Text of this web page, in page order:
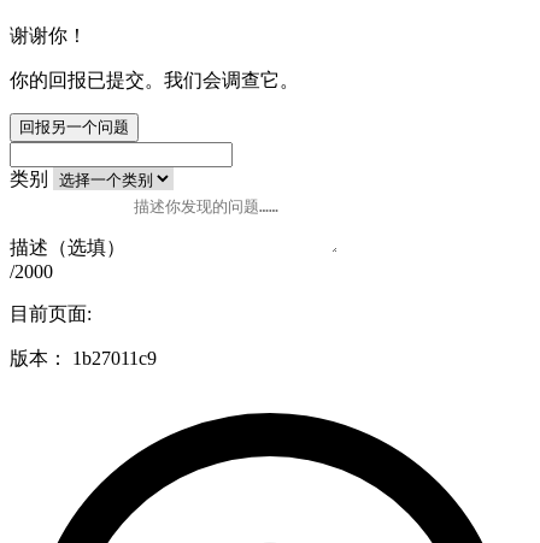
谢谢你！
你的回报已提交。我们会调查它。
回报另一个问题
类别
描述（选填）
/2000
目前页面:
版本： 1b27011c9